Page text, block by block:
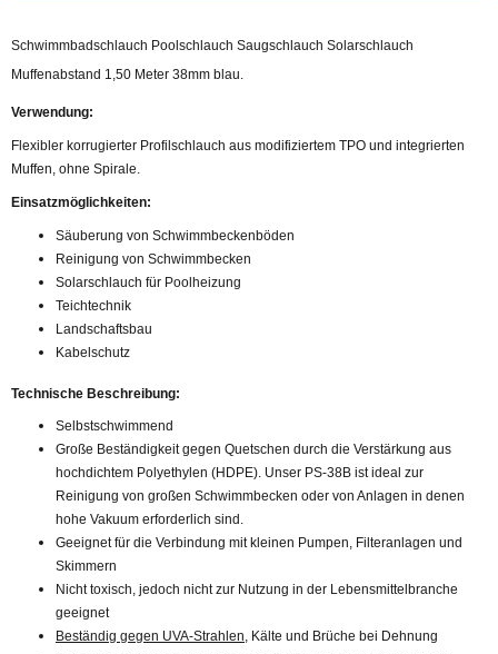
Schwimmbadschlauch Poolschlauch Saugschlauch Solarschlauch
Muffenabstand 1,50 Meter 38mm blau.
Verwendung:
Flexibler korrugierter Profilschlauch aus modifiziertem TPO und integrierten
Muffen, ohne Spirale.
Einsatzmöglichkeiten:
Säuberung von Schwimmbeckenböden
Reinigung von Schwimmbecken
Solarschlauch für Poolheizung
Teichtechnik
Landschaftsbau
Kabelschutz
Technische Beschreibung:
Selbstschwimmend
Große Beständigkeit gegen Quetschen durch die Verstärkung aus
hochdichtem Polyethylen (HDPE). Unser PS-38B ist ideal zur
Reinigung von großen Schwimmbecken oder von Anlagen in denen
hohe Vakuum erforderlich sind.
Geeignet für die Verbindung mit kleinen Pumpen, Filteranlagen und
Skimmern
Nicht toxisch, jedoch nicht zur Nutzung in der Lebensmittelbranche
geeignet
Beständig gegen UVA-Strahlen, Kälte und Brüche bei Dehnung